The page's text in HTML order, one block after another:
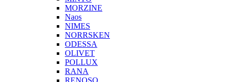
MORZINE
Naos
NIMES
NORRSKEN
ODESSA
OLIVET
POLLUX
RANA
RENOSO